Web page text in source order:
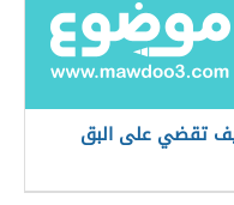
تقضي على البق